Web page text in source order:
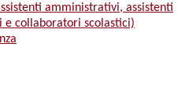
amministrativi, assistenti
e collaboratori scolastici)